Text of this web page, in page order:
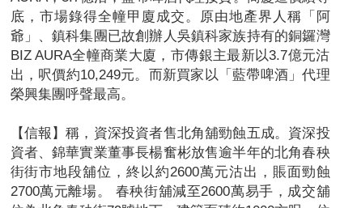
底，市場錄得全幢甲廈成交。原由地產界人稱「阿
爺」、鎮科集團已故創辦人吳鎮科家族持有的銅鑼灣
BIZ AURA全幢商業大廈，市傳銀主最新以3.7億元沽
出，呎價約10,249元。而新買家以「藍帶啤酒」代理
榮興集團呼聲最高。
【信報】稱，資深投資者售北角舖勁蝕五成。資深投
資者、錦華實業董事長楊奮彬放售逾半年的北角春秧
街街市地段舖位，終以約2600萬元沽出，賬面勁蝕
2700萬元離場。 春秧街舖減至2600萬易手，成交舖